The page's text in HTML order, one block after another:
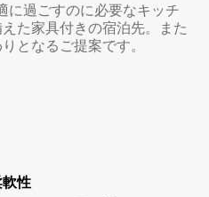
に過ごすのに必要なキッチ
た家具付きの宿泊先。また
となるご提案です。
性